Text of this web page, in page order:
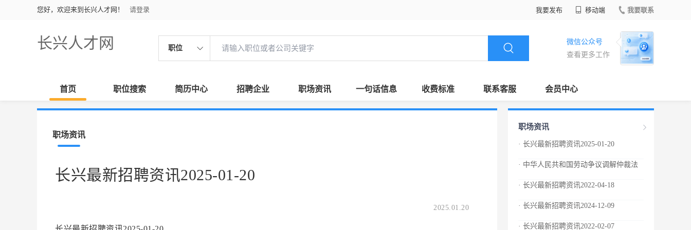
您好，欢迎来到长兴人才网！ 请登录 我要发布 移动端 我要联系
长兴人才网 职位
微信公众号
查看更多工作
首页 职位搜索 简历中心 招聘企业 职场资讯 一句话信息 收费标准 联系客服 会员中心
职场资讯
长兴最新招聘资讯2025-01-20
2025.01.20
职场资讯
· 长兴最新招聘资讯2025-01-20
· 中华人民共和国劳动争议调解仲裁法
· 长兴最新招聘资讯2022-04-18
· 长兴最新招聘资讯2024-12-09
· 长兴最新招聘资讯2022-02-07